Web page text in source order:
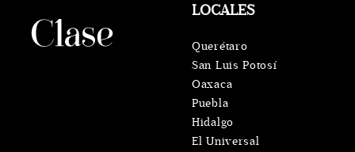
LOCALES
Querétaro
San Luis Potosí
Oaxaca
Puebla
Hidalgo
El Universal